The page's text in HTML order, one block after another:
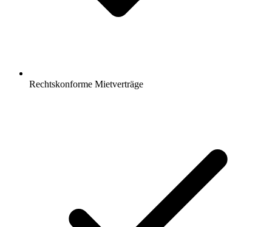
Rechtskonforme Mietverträge